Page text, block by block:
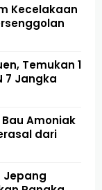
Kecelakaan
Temukan 1
7 Jangka
Bau Amoniak
dari
Jepang